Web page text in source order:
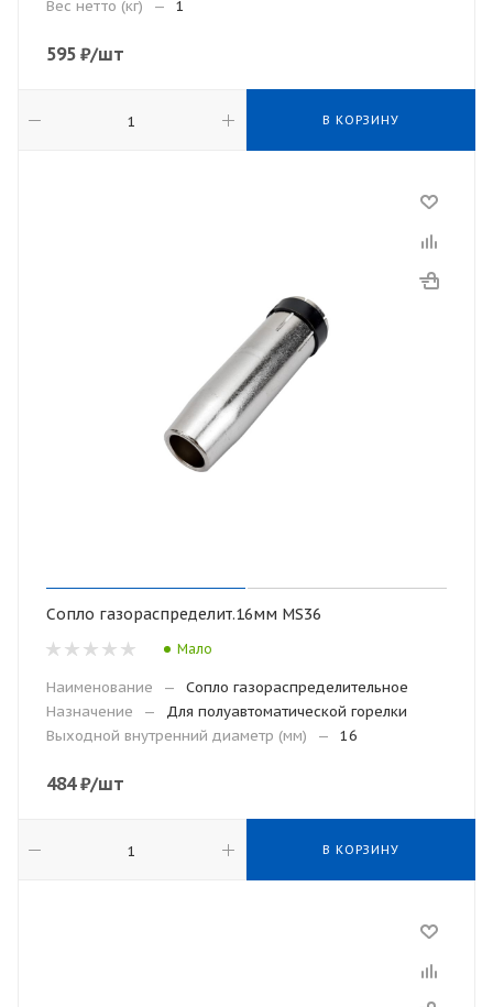
Вес нетто (кг) — 1
595 ₽/шт
В КОРЗИНУ
Сопло газораспределит.16мм MS36
Мало
Наименование —
Сопло газораспределительное
Назначение
—
Для полуавтоматической горелки
Выходной внутренний диаметр (мм)
— 16
484₽/шт
В КОРЗИНУ